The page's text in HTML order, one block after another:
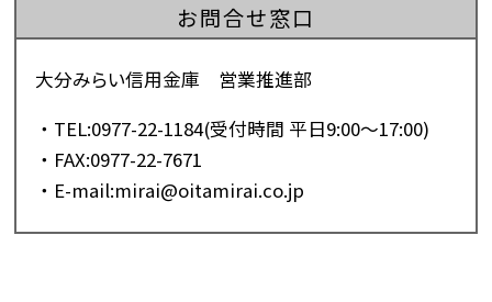
お問合せ窓口
大分みらい信用金庫 営業推進部
TEL:0977-22-1184(受付時間 平日9:00〜17:00)
FAX:0977-22-7671
E-mail:mirai@oitamirai.co.jp